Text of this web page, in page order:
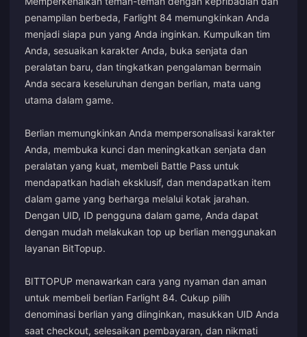
penampilan berbeda, Farlight 84 memungkinkan Anda
menjadi siapa pun yang Anda inginkan. Kumpulkan tim
Anda, sesuaikan karakter Anda, buka senjata dan
peralatan baru, dan tingkatkan pengalaman bermain
Anda secara keseluruhan dengan berlian, mata uang
utama dalam game.
Berlian memungkinkan Anda mempersonalisasi karakter
Anda, membuka kunci dan meningkatkan senjata dan
peralatan yang kuat, membeli Battle Pass untuk
mendapatkan hadiah eksklusif, dan mendapatkan item
dalam game yang berharga melalui kotak jarahan.
Dengan UID, ID pengguna dalam game, Anda dapat
dengan mudah melakukan top up berlian menggunakan
layanan BitTopup.
BITTOPUP menawarkan cara yang nyaman dan aman
untuk membeli berlian Farlight 84. Cukup pilih
denominasi berlian yang diinginkan, masukkan UID Anda
saat checkout, selesaikan pembayaran, dan nikmati